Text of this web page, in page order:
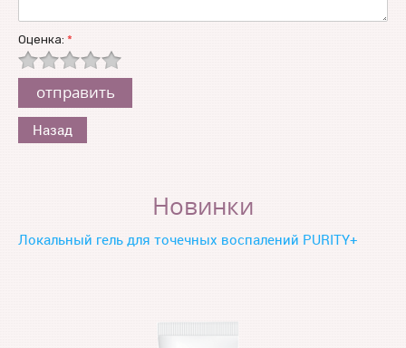
Оценка: *
Назад
Новинки
Локальный гель для точечных воспалений PURITY+